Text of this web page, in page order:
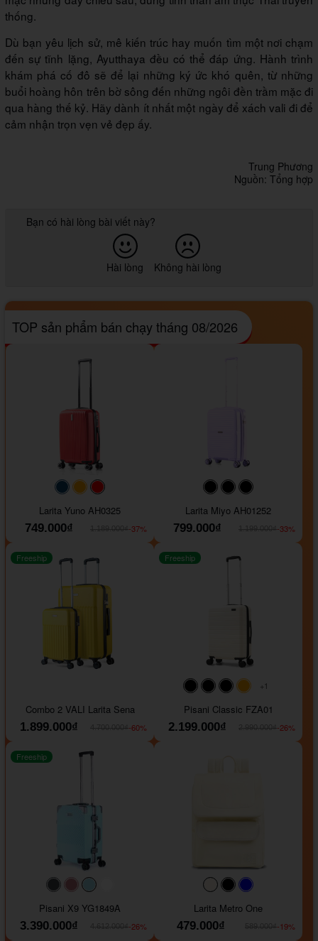
thống.
Dù bạn yêu lịch sử, mê kiến trúc hay muốn tìm một nơi chạm
đến sự tĩnh lặng, Ayutthaya đều có thể đáp ứng. Hành trình
khám phá cố đô sẽ để lại những ký ức khó quên, từ những
buổi hoàng hôn trên bờ sông đến những ngôi đền trầm mặc đi
qua hàng thế kỷ. Hãy dành ít nhất một ngày để xách vali đi để
cảm nhận trọn vẹn vẻ đẹp ấy.
Trung Phương
Nguồn: Tổng hợp
Bạn có hài lòng bài viết này?
Hài lòng Không hài lòng
TOP sản phẩm bán chạy tháng 08/2026
#093f69#ffa500
Larita Yuno AH0325
749.000₫
-37%
#000000#000000
Larita Miyo AH01252
799.000₫
-33%
Freeship
Combo 2 VALI Larita Sena
1.899.000₫
-60%
#000000#000000
#000000
#ffa500
+1
Freeship
Pisani Classic FZA01
2.199.000₫
-26%
#40454a#b76e79
#9ad8e7
Freeship
Pisani X9 YG1849A
3.390.000₫
-26%
#faf0e6#000000
Larita Metro One
479.000₫
-19%